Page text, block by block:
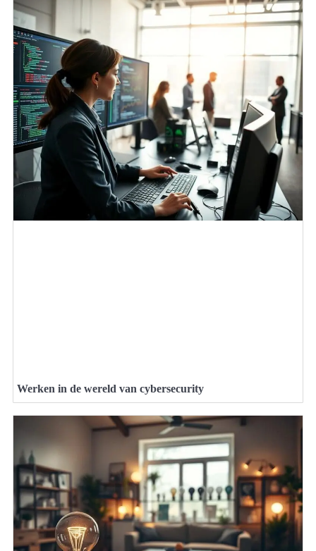
Werken in de wereld van cybersecurity